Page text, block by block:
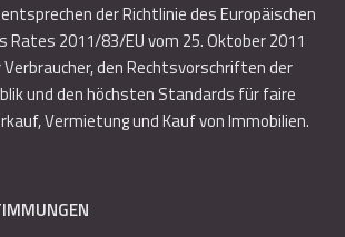
der Richtlinie des Europäischen
Rates 2011/83/EU vom 25. Oktober 2011
den Rechtsvorschriften der
und den höchsten Standards für faire
Vermietung und Kauf von Immobilien.